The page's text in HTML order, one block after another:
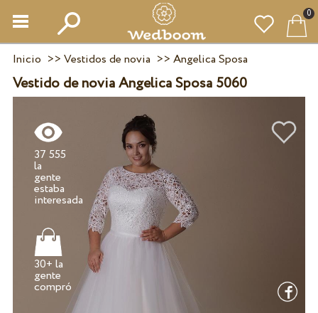
0
Inicio >> Vestidos de novia >> Angelica Sposa
Vestido de novia Angelica Sposa 5060
37 555
la
gente
estaba
30+ la
gente